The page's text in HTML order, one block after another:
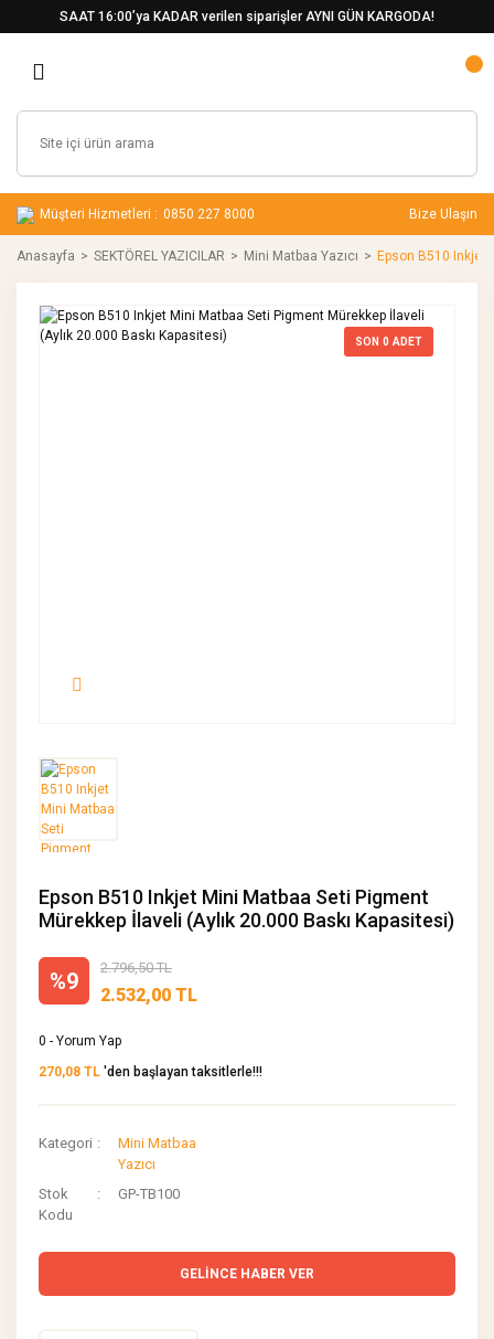
SAAT 16:00’ya KADAR verilen siparişler AYNI GÜN KARGODA!
Müşteri Hizmetleri : 0850 227 8000 Bize Ulaşın
Anasayfa SEKTÖREL YAZICILAR Mini Matbaa Yazıcı Epson B510 Inkjet
SON 0 ADET
Epson B510 Inkjet Mini Matbaa Seti Pigment
Mürekkep İlaveli (Aylık 20.000 Baskı Kapasitesi)
%9
2.532,00 TL
2.796,50 TL
0 - Yorum Yap
270,08 TL 'den başlayan taksitlerle!!!
Kategori
Mini Matbaa
Yazıcı
Stok
Kodu
GP-TB100
GELİNCE HABER VER